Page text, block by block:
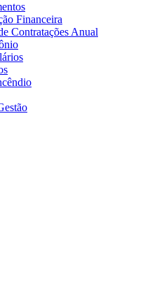
Financeira
Contratações Anual